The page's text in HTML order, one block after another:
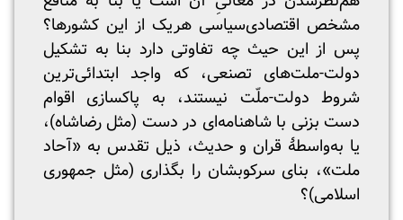
مشخص اقتصادی‌سیاسی هریک از این کشورها؟
پس از این حیث چه تفاوتی دارد بنا به تشکیل
دولت-ملت‌های تصنعی، که واجد ابتدائی‌ترین
شروط دولت-ملّت نیستند، به پاکسازی اقوام
دست بزنی با شاهنامه‌ای در دست (مثل رضاشاه)،
یا به‌واسطهٔ قران و حدیث، ذیل تقدس به «آحاد
ملت»، بنای سرکوبشان را بگذاری (مثل جمهوری
اسلامی)؟